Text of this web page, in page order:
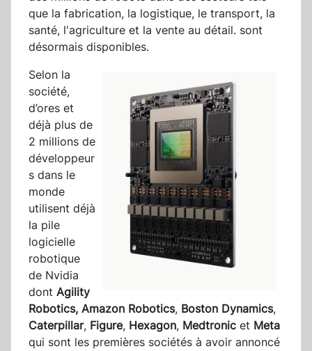
que la fabrication, la logistique, le transport, la
santé, l'agriculture et la vente au détail. sont
désormais disponibles.
Selon la
société,
d’ores et
déjà plus de
2 millions de
développeur
s dans le
monde
utilisent déjà
la pile
logicielle
robotique
de Nvidia
dont Agility
Robotics, Amazon Robotics, Boston Dynamics,
Caterpillar, Figure, Hexagon, Medtronic et Meta
qui sont les premières sociétés à avoir annoncé